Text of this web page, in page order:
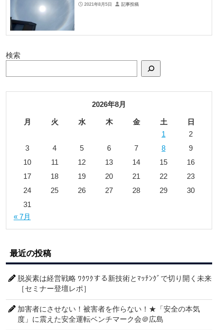
2021年8月5日 記事投稿
検索
2026年8月
月 火 水 木 金 土
日
1
2
3
4 5 6 7 8
9
10
11 12 13 14 15
16
17
18 19 20 21 22
23
24
25 26 27 28 29
30
31
« 7月
最近の投稿
脱炭素は経営戦略 ﾜｸﾜｸする新技術とﾏｯﾁﾝｸﾞで切り開く未来
［セミナー登壇レポ］
加害者にさせない！被害者を作らない！★「安全の本気
度」に震えた安全運転ベンチマーク会＠広島